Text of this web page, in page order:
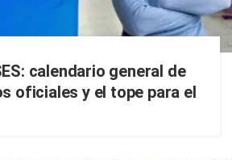
calendario general de
oficiales y el tope para el